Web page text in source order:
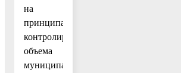
на
принципах
контролирования
объема
муниципального